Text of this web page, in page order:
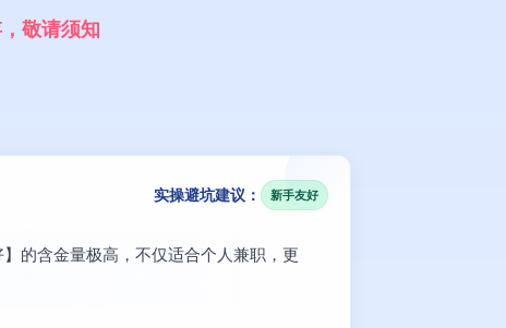
， 敬请须知
实操避坑建议： 新手友好
的含金量极高，不仅适合个人兼职，更